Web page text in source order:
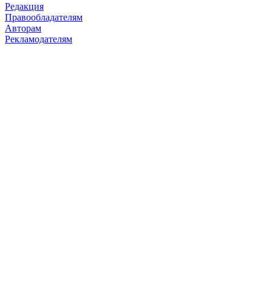
Редакция
Правообладателям
Авторам
Рекламодателям